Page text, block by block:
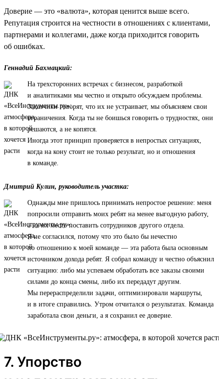
Доверие — это «валюта», которая ценится выше всего.
Репутация строится на честности в отношениях с клиентами,
партнерами и коллегами, даже когда приходится говорить
об ошибках.
Геннадий Бахмацкий:
На трехсторонних встречах с бизнесом, разработкой
и аналитиками мы честно и открыто обсуждаем проблемы.
Заказчики говорят, что их не устраивает, мы объясняем свои
ограничения. Когда ты не боишься говорить о трудностях, они
решаются, а не копятся.
Иногда этот принцип проверяется в непростых ситуациях,
когда на кону стоит не только результат, но и отношения
в команде.
Дмитрий Кулин, руководитель участка:
Однажды мне пришлось принимать непростое решение: меня
попросили отправить моих ребят на менее выгодную работу,
а на их место поставить сотрудников другого отдела.
Я не согласился, потому что это было бы нечестно
по отношению к моей команде — эта работа была основным
источником дохода ребят. Я собрал команду и честно объяснил
ситуацию: либо мы успеваем обработать все заказы своими
силами до конца смены, либо их передадут другим.
Мы перераспределили задачи, оптимизировали маршруты,
и в итоге справились. Утром отчитался о результатах. Команда
заработала свои деньги, а я сохранил ее доверие.
7. Упорство